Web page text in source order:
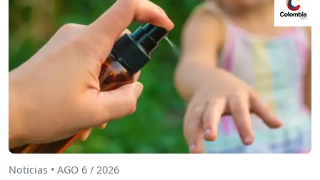
Noticias • AGO 6 / 2026